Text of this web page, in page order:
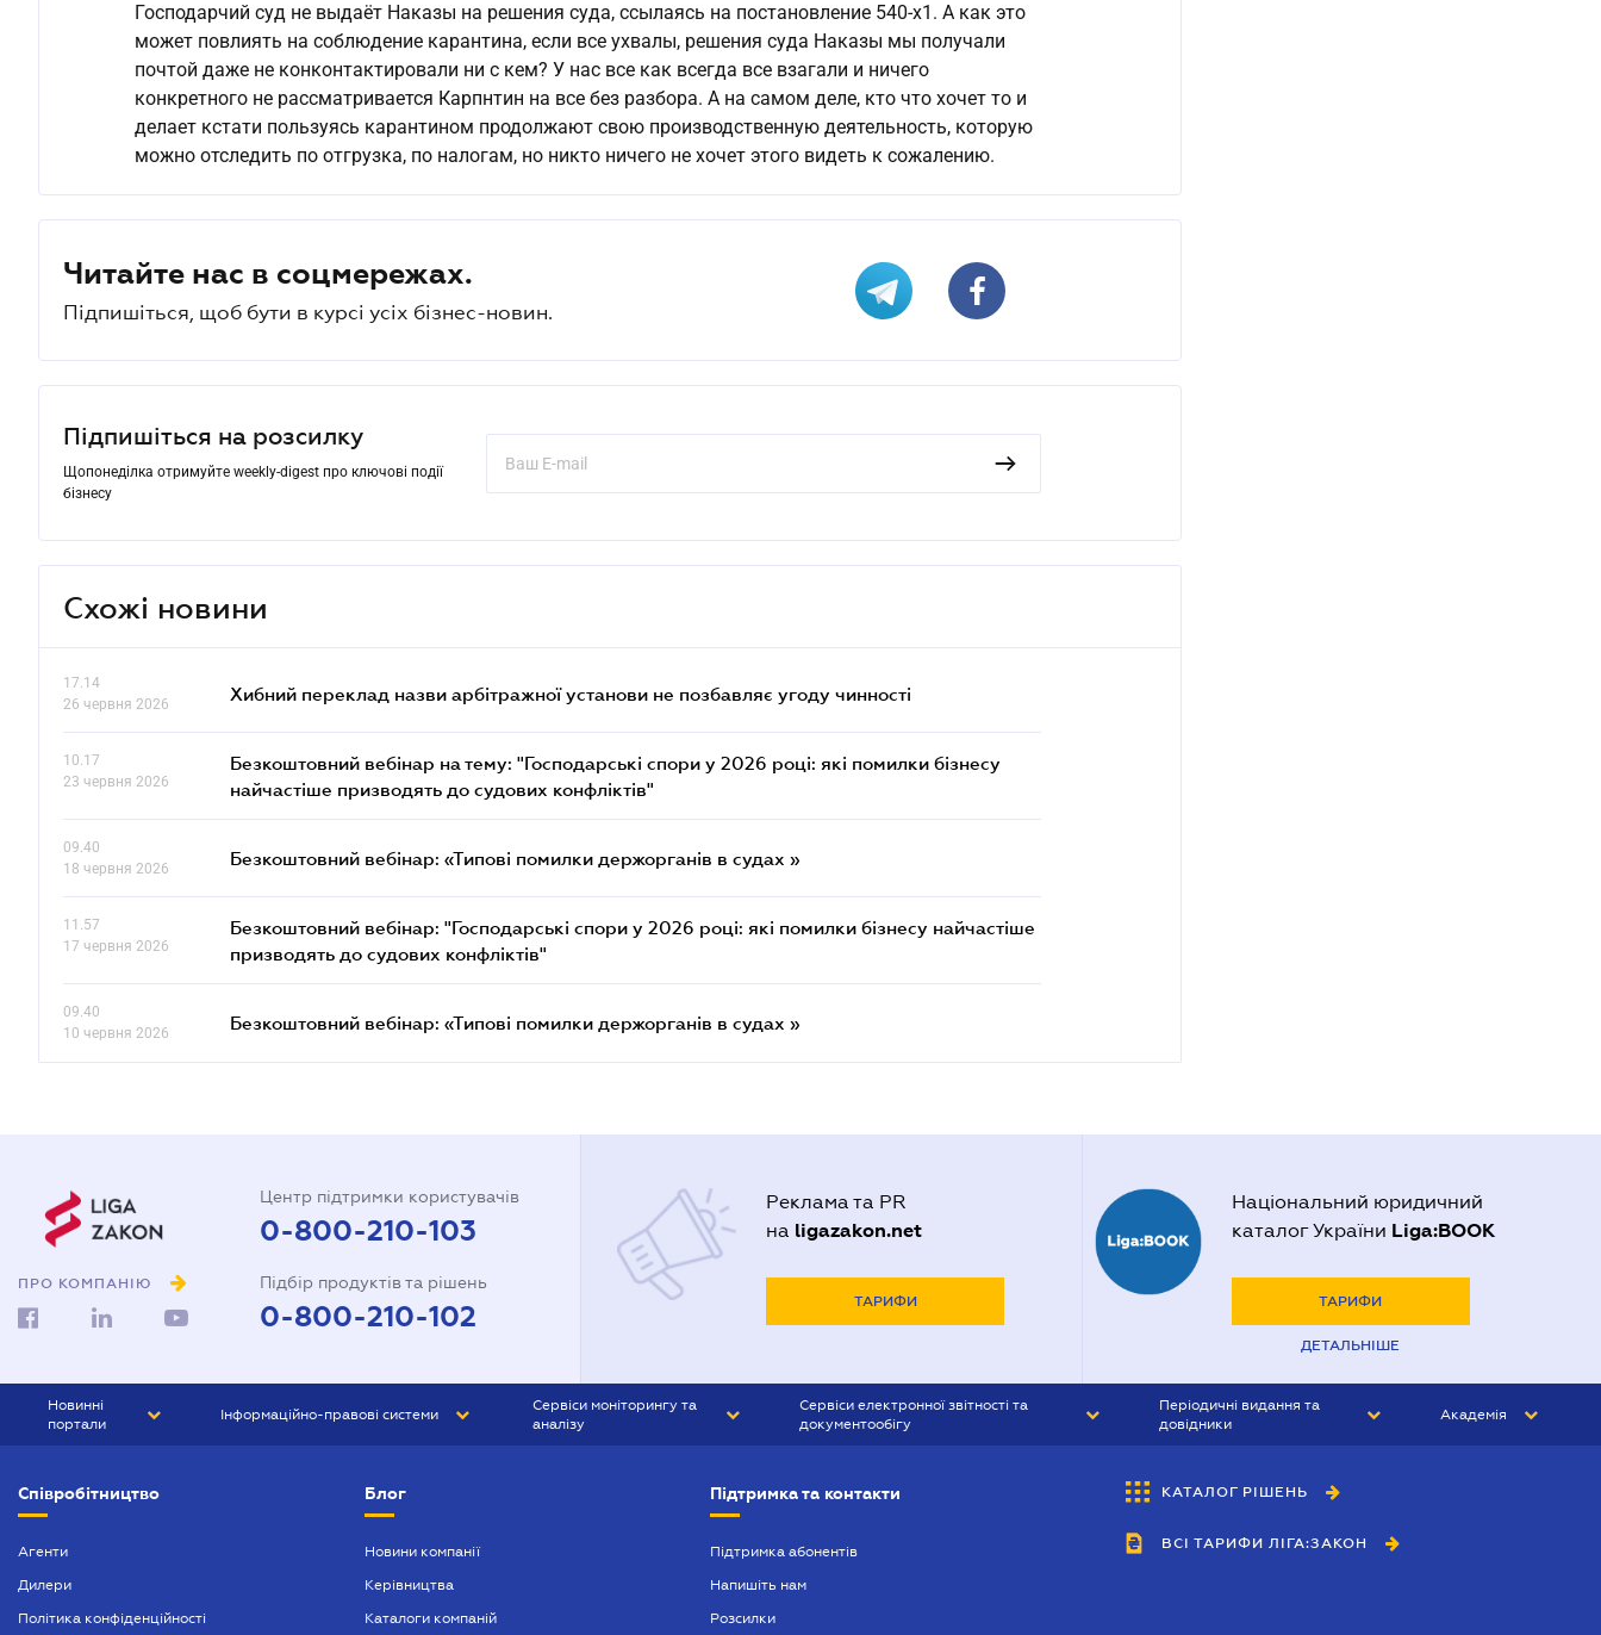
Господарчий суд не выдаёт Наказы на решения суда, ссылаясь на постановление 540-х1. А как это
может повлиять на соблюдение карантина, если все ухвалы, решения суда Наказы мы получали
почтой даже не конконтактировали ни с кем? У нас все как всегда все взагали и ничего
конкретного не рассматривается Карпнтин на все без разбора. А на самом деле, кто что хочет то и
делает кстати пользуясь карантином продолжают свою производственную деятельность, которую
можно отследить по отгрузка, по налогам, но никто ничего не хочет этого видеть к сожалению.
Читайте нас в соцмережах.
Підпишіться, щоб бути в курсі усіх бізнес-новин.
Підпишіться на розсилку
Щопонеділка отримуйте weekly-digest про ключові події
бізнесу
Схожі новини
17.14
26 червня 2026
Хибний переклад назви арбітражної установи не позбавляє угоду чинності
10.17
23 червня 2026
Безкоштовний вебінар на тему: "Господарські спори у 2026 році: які помилки бізнесу
найчастіше призводять до судових конфліктів"
09.40
18 червня 2026
Безкоштовний вебінар: «Типові помилки держорганів в судах »
11.57
17 червня 2026
Безкоштовний вебінар: "Господарські спори у 2026 році: які помилки бізнесу найчастіше
призводять до судових конфліктів"
09.40
10 червня 2026
Безкоштовний вебінар: «Типові помилки держорганів в судах »
ПРО КОМПАНІЮ
Центр підтримки користувачів
0-800-210-103
Підбір продуктів та рішень
0-800-210-102
Реклама та PR
на ligazakon.net
ТАРИФИ
Національний юридичний
каталог України Liga:BOOK
ТАРИФИ
ДЕТАЛЬНІШЕ
Новинні
портали
БІЗНЕС
Інформаційно-правові системи
БУХГАЛТЕР ПРОФ
Сервіси моніторингу та
аналізу
Сервіси електронної звітності та
документообігу
Періодичні видання та
довідники
БУХГАЛТЕР&ЗАКОН
ВІСНИК МСФЗ
Академія
Співробітництво
Агенти
Дилери
Політика конфіденційності
Блог
Новини компанії
Керівництва
Каталоги компаній
Підтримка та контакти
Підтримка абонентів
Напишіть нам
Розсилки
КАТАЛОГ РІШЕНЬ
ВСІ ТАРИФИ ЛІГА:ЗАКОН